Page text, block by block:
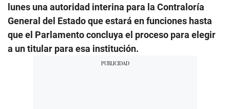
lunes una autoridad interina para la Contraloría
General del Estado que estará en funciones hasta
que el Parlamento concluya el proceso para elegir
a un titular para esa institución.